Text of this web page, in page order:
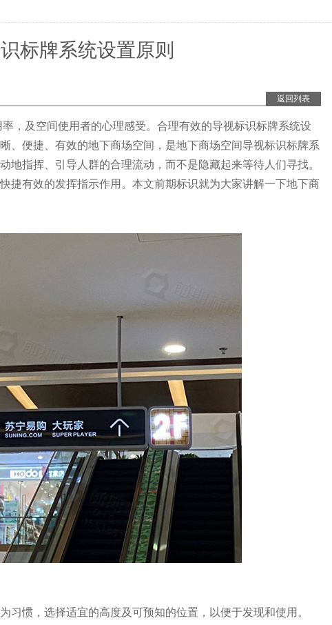
标牌系统设置原则
返回列表
，及空间使用者的心理感受。合理有效的导视标识标牌系统设
、便捷、有效的地下商场空间，是地下商场空间导视标识标牌系
指挥、引导人群的合理流动，而不是隐藏起来等待人们寻找。
捷有效的发挥指示作用。本文前期标识就为大家讲解一下地下商
惯，选择适宜的高度及可预知的位置，以便于发现和使用。